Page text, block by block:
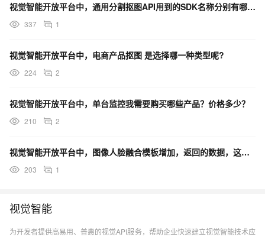
视觉智能开放平台中，通用分割抠图API用到的SDK名称分别有哪些？nodejs调用几次了还是不成功
337 1
视觉智能开放平台中，电商产品抠图 是选择哪一种类型呢?
224 2
视觉智能开放平台中，单台监控我需要购买哪些产品？价格多少？
210 2
视觉智能开放平台中，图像人脸融合模板增加，返回的数据，这是成功了还是失败了？
203 1
视觉智能
为开发者提供高易用、普惠的视觉API服务，帮助企业快速建立视觉智能技术应